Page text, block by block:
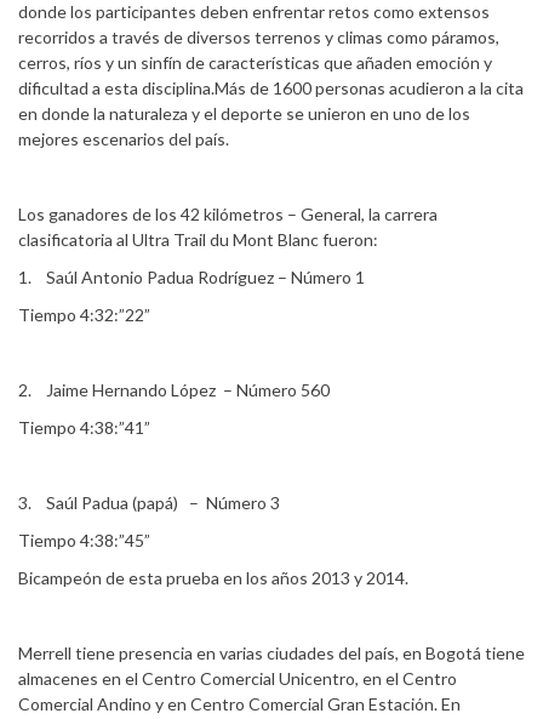
donde los participantes deben enfrentar retos como extensos
recorridos a través de diversos terrenos y climas como páramos,
cerros, ríos y un sinfín de características que añaden emoción y
dificultad a esta disciplina.Más de 1600 personas acudieron a la cita
en donde la naturaleza y el deporte se unieron en uno de los
mejores escenarios del país.
Los ganadores de los 42 kilómetros – General, la carrera
clasificatoria al Ultra Trail du Mont Blanc fueron:
1. Saúl Antonio Padua Rodríguez – Número 1
Tiempo 4:32:”22”
2. Jaime Hernando López – Número 560
Tiempo 4:38:”41”
3. Saúl Padua (papá) – Número 3
Tiempo 4:38:”45”
Bicampeón de esta prueba en los años 2013 y 2014.
Merrell tiene presencia en varias ciudades del país, en Bogotá tiene
almacenes en el Centro Comercial Unicentro, en el Centro
Comercial Andino y en Centro Comercial Gran Estación. En